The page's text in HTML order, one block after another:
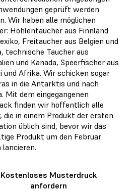
geprüft werden
Wir haben alle möglichen
Höhlentaucher aus Finnland
Freitaucher aus Belgien und
technische Taucher aus
und Kanada, Speerfischer aus
und Afrika. Wir schicken sogar
in die Antarktis und nach
Mit dem eingegangenen
finden wir hoffentlich alle
die in einem Produkt der ersten
üblich sind, bevor wir das
Produkt um den Februar
lancieren.
Kostenloses Musterdruck
anfordern